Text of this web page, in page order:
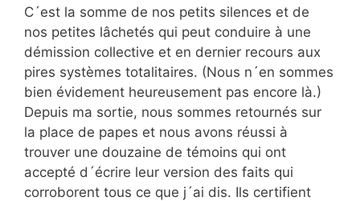
C´est la somme de nos petits silences et de
nos petites lâchetés qui peut conduire à une
démission collective et en dernier recours aux
pires systèmes totalitaires. (Nous n´en sommes
bien évidement heureusement pas encore là.)
Depuis ma sortie, nous sommes retournés sur
la place de papes et nous avons réussi à
trouver une douzaine de témoins qui ont
accepté d´écrire leur version des faits qui
corroborent tous ce que j´ai dis. Ils certifient